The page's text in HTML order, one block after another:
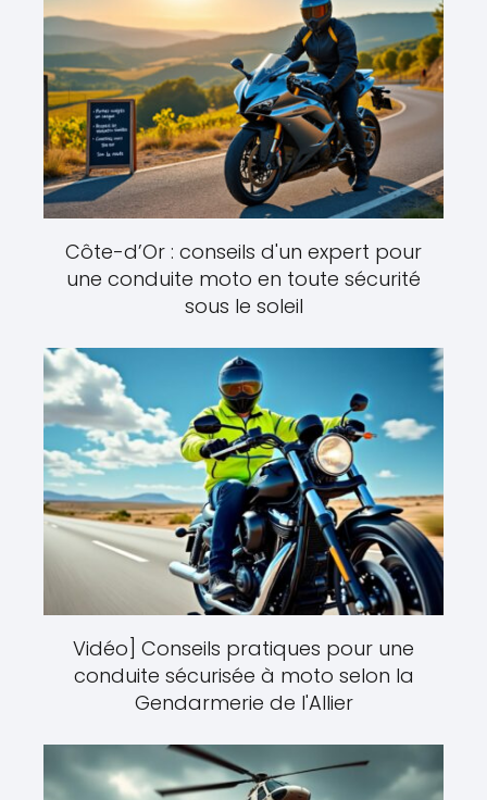
Côte-d’Or : conseils d'un expert pour
une conduite moto en toute sécurité
sous le soleil
Vidéo] Conseils pratiques pour une
conduite sécurisée à moto selon la
Gendarmerie de l'Allier